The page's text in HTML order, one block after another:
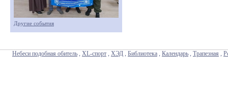
Другие события
Небеси подобная обитель , XL-спорт , ХЭД , Библиотека , Календарь , Трапезная ,